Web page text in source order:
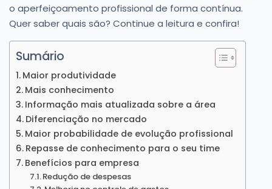
o aperfeiçoamento profissional de forma contínua.
Quer saber quais são? Continue a leitura e confira!
Sumário
Maior produtividade
Mais conhecimento
Informação mais atualizada sobre a área
Diferenciação no mercado
Maior probabilidade de evolução profissional
Repasse de conhecimento para o seu time
Benefícios para empresa
Redução de despesas